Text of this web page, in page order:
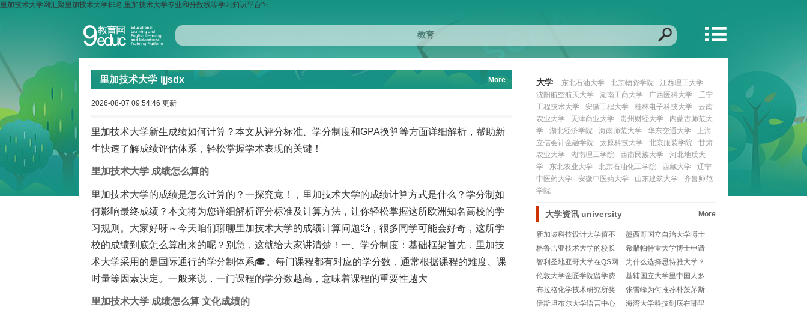
里加技术大学网汇聚里加技术大学排名,里加技术大学专业和分数线等学习知识平台">
里加技术大学 ljjsdx More
2026-08-07 09:54:46 更新
里加技术大学新生成绩如何计算？本文从评分标准、学分制度和GPA换算等方面详细解析，帮助新
生快速了解成绩评估体系，轻松掌握学术表现的关键！
里加技术大学 成绩怎么算的
里加技术大学的成绩是怎么计算的？一探究竟！，里加技术大学的成绩计算方式是什么？学分制如
何影响最终成绩？本文将为您详细解析评分标准及计算方法，让你轻松掌握这所欧洲知名高校的学
习规则。大家好呀～今天咱们聊聊里加技术大学的成绩计算问题🧐，很多同学可能会好奇，这所学
校的成绩到底怎么算出来的呢？别急，这就给大家讲清楚！一、学分制度：基础框架首先，里加技
术大学采用的是国际通行的学分制体系🎓。每门课程都有对应的学分数，通常根据课程的难度、课
时量等因素决定。一般来说，一门课程的学分数越高，意味着课程的重要性越大
里加技术大学 成绩怎么算 文化成绩的
大学 东北石油大学 北京物资学院
江西理工大学
沈阳航空航天大学
湖南工商大学 广西医科大学
辽宁
工程技术大学
安徽工程大学 桂林电子科技大学
云南
农业大学
天津商业大学 贵州财经大学
内蒙古师范大
学
湖北经济学院 海南师范大学 华东交通大学
上海
立信会计金融学院
太原科技大学 北京服装学院
甘肃
农业大学
湖南理工学院 西南民族大学
河北地质大
学
东北农业大学 北京石油化工学院 西藏大学
辽宁
中医药大学
安徽中医药大学 山东建筑大学
齐鲁师范
学院
大学资讯 university More
新加坡科技设计大学值不
值得读？这所学校到
墨西哥国立自治大学博士
申请条件有哪些？一
格鲁吉亚技术大学的校长
是谁？专业的解答来
希腊帕特雷大学博士申请
需要哪些条件？🎓
智利圣地亚哥大学在QS网
站上的排名和信息
为什么选择思特雅大学？
它的利弊有哪些？🎓
伦敦大学金匠学院留学费
用是多少？💰学费和
基辅国立大学里中国人多
不多？快来解锁真相
布拉格化学技术研究所奖
学金有多少？💰留学
张雪峰为何推荐朴茨茅斯
大学？值得申请吗？
伊斯坦布尔大学语言中心
海湾大学科技到底在哪里